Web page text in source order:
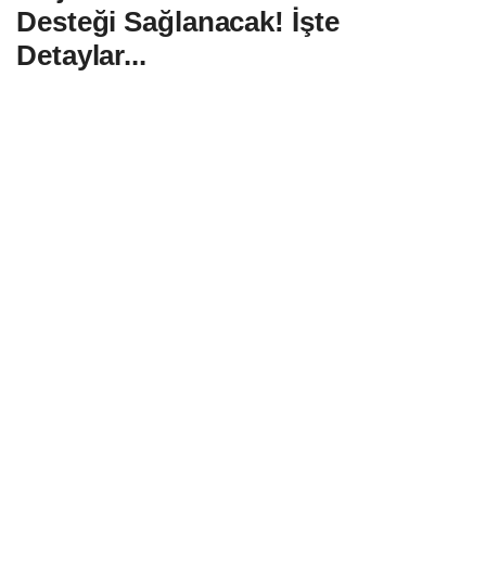
Desteği Sağlanacak! İşte
Detaylar...